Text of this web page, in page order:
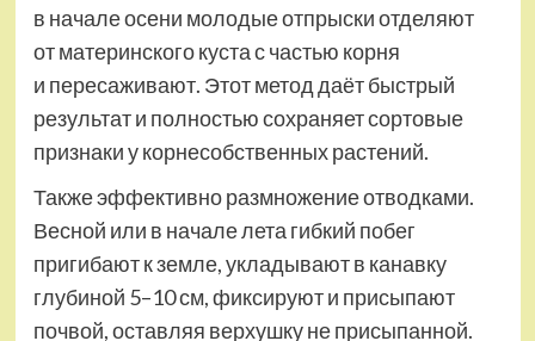
в начале осени молодые отпрыски отделяют
от материнского куста с частью корня
и пересаживают. Этот метод даёт быстрый
результат и полностью сохраняет сортовые
признаки у корне­собственных растений.
Также эффективно размножение отводками.
Весной или в начале лета гибкий побег
пригибают к земле, укладывают в канавку
глубиной 5–10 см, фиксируют и присыпают
почвой, оставляя верхушку не присыпанной.